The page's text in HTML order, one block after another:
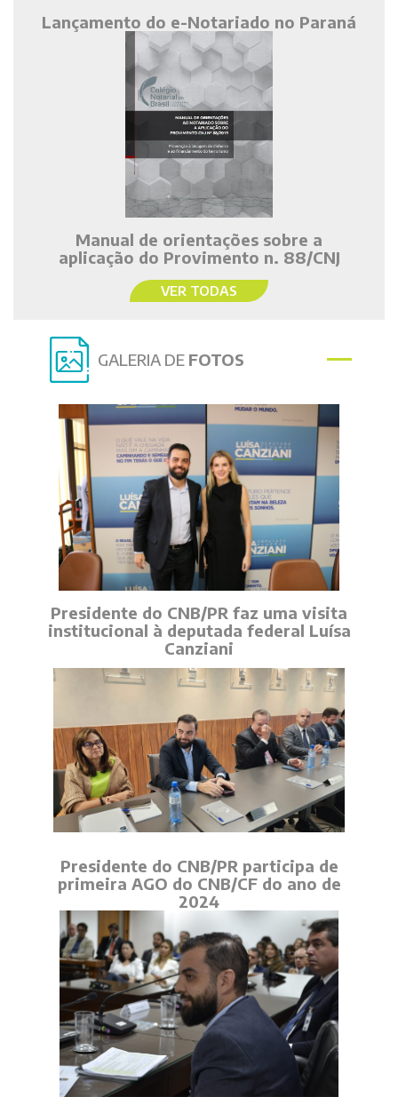
Lançamento do e-Notariado no Paraná
Manual de orientações sobre a
aplicação do Provimento n. 88/CNJ
VER TODAS
GALERIA DE FOTOS
Presidente do CNB/PR faz uma visita
institucional à deputada federal Luísa
Canziani
Presidente do CNB/PR participa de
primeira AGO do CNB/CF do ano de
2024